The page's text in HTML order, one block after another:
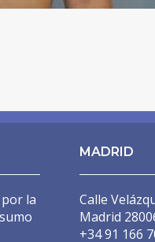
FEMTECH™
la
MADRID
Calle
Madrid
+34 91 166